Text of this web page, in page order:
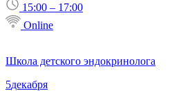
15:00 – 17:00
Online
Школа детского эндокринолога
5декабря